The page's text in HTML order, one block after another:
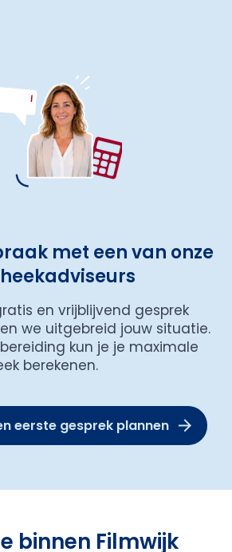
met een van onze
en vrijblijvend gesprek
we uitgebreid jouw situatie.
kun je je maximale
berekenen.
eerste gesprek plannen
binnen Filmwijk